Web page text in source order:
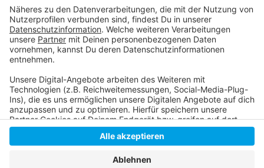
Anzeige
Anzeige